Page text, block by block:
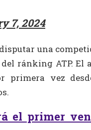
7, 2024
una
ránking ATP. El
primera vez
el primer